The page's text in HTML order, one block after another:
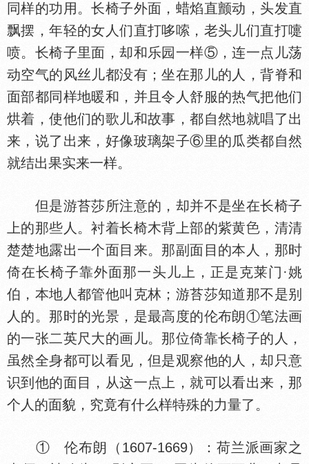
同样的功用。长椅子外面，蜡焰直颤动，头发直
飘摆，年轻的女人们直打哆嗦，老头儿们直打嚏
喷。长椅子里面，却和乐园一样⑤，连一点儿荡
动空气的风丝儿都没有；坐在那儿的人，背脊和
面部都同样地暖和，并且令人舒服的热气把他们
烘着，使他们的歌儿和故事，都自然地就唱了出
来，说了出来，好像玻璃架子⑥里的瓜类都自然
就结出果实来一样。
但是游苔莎所注意的，却并不是坐在长椅子
上的那些人。衬着长椅木背上部的紫黄
，清清
楚楚地露出一个面目来。那副面目的本人，那时
倚在长椅子靠外面那一头儿上，正是克莱门·姚
伯，本地人都管他叫克林；游苔莎知道那不是别
人的。那时的光景，是最高度的伦布朗①笔法画
的一张二英尺大的画儿。那位倚靠长椅子的人，
虽然全身都可以看见，但是观察他的人，却只意
识到他的面目，从这一点上，就可以看出来，那
个人的面貌，究竟有什么样特殊的力量了。
① 伦布朗（1607-1669）：荷兰派画家之